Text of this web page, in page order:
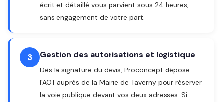
écrit et détaillé vous parvient sous 24 heures,
sans engagement de votre part.
3 Gestion des autorisations et logistique
Dès la signature du devis, Proconcept dépose
l'AOT auprès de la Mairie de Taverny pour réserver
la voie publique devant vos deux adresses. Si